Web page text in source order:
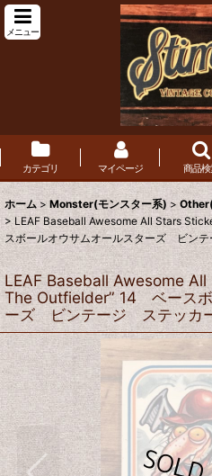
メニュー
カテゴリ マイページ 商品
ホーム > Monster(モンスター系) >
> LEAF Baseball Awesome All Stars
スボールオウサムオールスターズ ビン
LEAF Baseball Awesome
The Outfielder” 14 ベース
ーズ ビンテージ ステッカ